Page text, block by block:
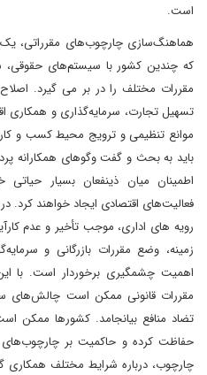
است.
هماهنگ‌سازی چارچوب‌های مقرراتی،
که چندین کشور با سیستم‌های
مقررات مختلف را در بر می گیرد.
تسهیل تجارت، سرمایه‌گذاری و همکاری
موانع تنظیمی و ترویج محیط کسب و
باید به بحث‌ و گفت وگوهای همکارانه
اطمینان میان ذینفعان بسیار
فعالیت‌های اقتصادی ایجاد خواهند
رویه های اداری، موجب تأخیر و عدم
زمینه، وضع مقررات بازرگانی و
اهمیت چشمگیری برخوردار است. با
مقررات قانونی ممکن است چالش‌های
تضاد منافع بیانجامد. کشورها ممکن
حفاظت کرده و حاکمیت بر
چارچوب، درباره شرایط مختلف همکاری